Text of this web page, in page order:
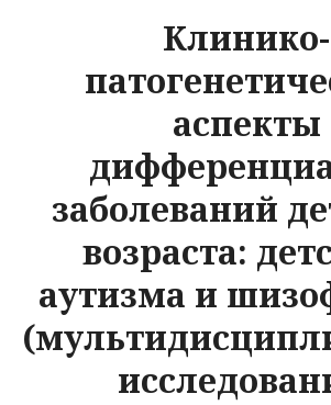
Клинико-
аспекты
заболеваний
возраста:
аутизма и